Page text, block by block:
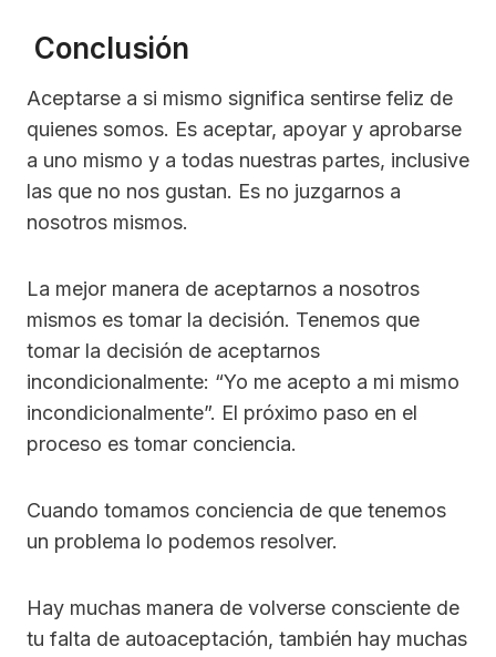
Conclusión
Aceptarse a si mismo significa sentirse feliz de
quienes somos. Es aceptar, apoyar y aprobarse
a uno mismo y a todas nuestras partes, inclusive
las que no nos gustan. Es no juzgarnos a
nosotros mismos.
La mejor manera de aceptarnos a nosotros
mismos es tomar la decisión. Tenemos que
tomar la decisión de aceptarnos
incondicionalmente: “Yo me acepto a mi mismo
incondicionalmente”. El próximo paso en el
proceso es tomar conciencia.
Cuando tomamos conciencia de que tenemos
un problema lo podemos resolver.
Hay muchas manera de volverse consciente de
tu falta de autoaceptación, también hay muchas